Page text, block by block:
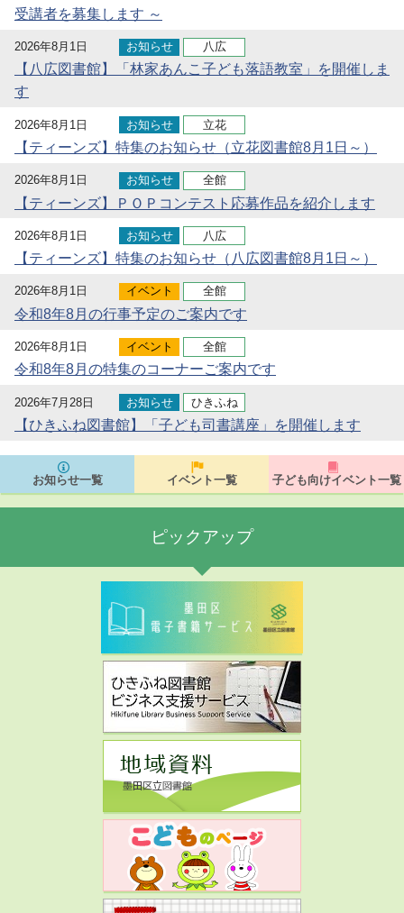
受講者を募集します ～
2026年8月1日 お知らせ 八広
【八広図書館】「林家あんこ子ども落語教室」を開催しま
す
2026年8月1日 お知らせ 立花
【ティーンズ】特集のお知らせ（立花図書館8月1日～）
2026年8月1日 お知らせ 全館
【ティーンズ】ＰＯＰコンテスト応募作品を紹介します
2026年8月1日 お知らせ 八広
【ティーンズ】特集のお知らせ（八広図書館8月1日～）
2026年8月1日 イベント 全館
令和8年8月の行事予定のご案内です
2026年8月1日 イベント 全館
令和8年8月の特集のコーナーご案内です
2026年7月28日 お知らせ ひきふね
【ひきふね図書館】「子ども司書講座」を開催します
お知らせ一覧 イベント一覧 子ども向けイベント一覧
ピックアップ